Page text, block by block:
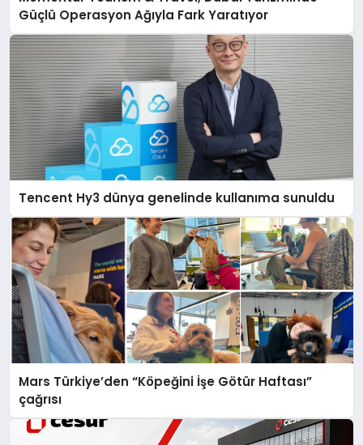
Güçlü Operasyon Ağıyla Fark Yaratıyor
Tencent Hy3 dünya genelinde kullanıma sunuldu
Mars Türkiye’den “Köpeğini İşe Götür Haftası”
çağrısı